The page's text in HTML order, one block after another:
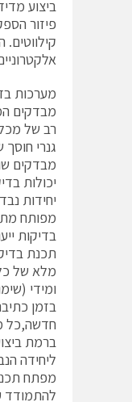
ביצוע
פיזור
מערכות
מבדקים
רב של
גנרי
מבדקים
יכולות
יחידות
מפותח
בדיקות
תכנת
מלא של
ומידי
בזמן
חדשה,כל
ברמת
ליחידה
מפתח
להתמודד